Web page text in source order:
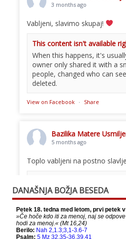
3 months ago
Vabljeni, slavimo skupaj!
This content isn't available
When this happens, it's
owner only shared it with a
people, changed who can
deleted.
View on Facebook · Share
Bazilika Matere
5 months ago
Toplo vabljeni na postno
When this happens, it's
owner only shared it with a
people, changed who can
deleted.
DANAŠNJA BOŽJA BESEDA